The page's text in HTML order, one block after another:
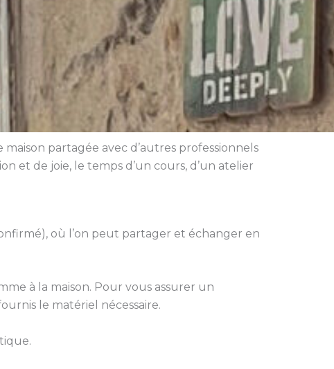
maison partagée avec d’autres professionnels
et de joie, le temps d’un cours, d’un atelier
où l’on peut partager et échanger en
à la maison. Pour vous assurer un
le matériel nécessaire.